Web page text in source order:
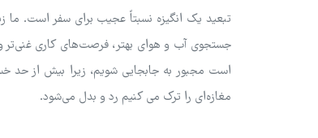
تبعید یک انگیزه نسبتاً عجیب برای سفر است. ما
جستجوی آب و هوای بهتر، فرصت‌های کاری غنی‌تر
است مجبور به جابجایی شویم، زیرا بیش از حد
مغازه‌ای را ترک می کنیم رد و بدل می‌شود.